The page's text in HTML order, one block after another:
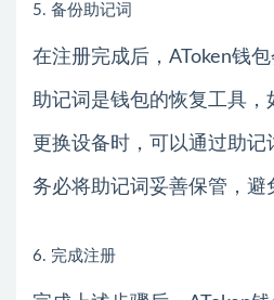
5. 备份助记词
在注册完成后，AToken钱包
助记词是钱包的恢复工具
更换设备时，可以通过助记
务必将助记词妥善保管，避
6. 完成注册